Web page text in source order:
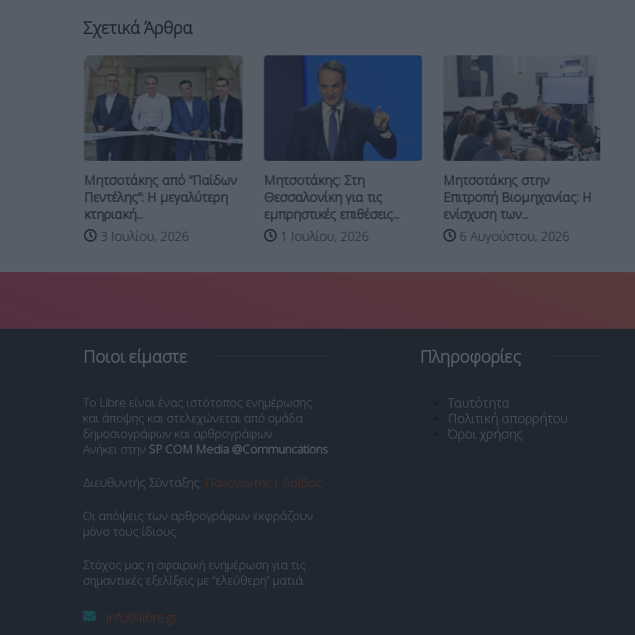
Σχετικά Άρθρα
Μητσοτάκης από “Παίδων
Πεντέλης”: Η μεγαλύτερη
κτηριακή...
3 Ιουλίου, 2026
Μητσοτάκης: Στη
Θεσσαλονίκη για τις
εμπρηστικές επιθέσεις...
1 Ιουλίου, 2026
Μητσοτάκης στην
Επιτροπή Βιομηχανίας: Η
ενίσχυση των...
6 Αυγούστου, 2026
Ποιοι είμαστε
Το Libre είναι ένας ιστότοπος ενημέρωσης
και άποψης και στελεχώνεται από ομάδα
δημοσιογράφων και αρθρογράφων.
Ανήκει στην SP COM Media @Communcations.
Διευθυντής Σύνταξης: Παναγιώτης Ι. Δρίβας.
Οι απόψεις των αρθρογράφων εκφράζουν
μόνο τους ίδιους.
Στόχος μας η σφαιρική ενημέρωση για τις
σημαντικές εξελίξεις με “ελεύθερη” ματιά.
info@libre.gr
Πληροφορίες
Ταυτότητα
Πολιτική απορρήτου
Όροι χρήσης